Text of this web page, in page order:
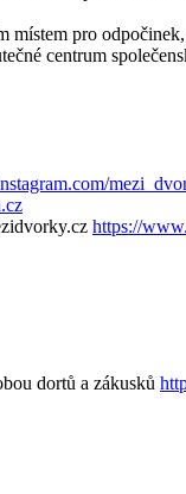
místem pro
centrum
https://
dortů a zákusků